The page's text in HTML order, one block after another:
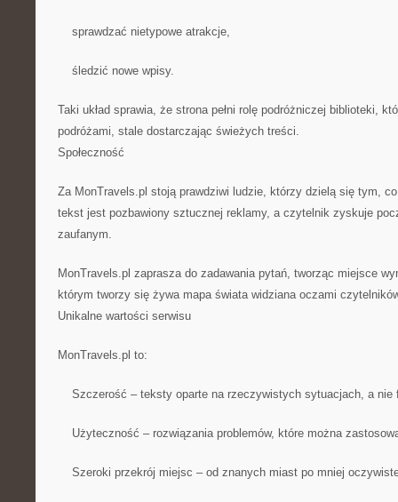
sprawdzać nietypowe atrakcje,
śledzić nowe wpisy.
Taki układ sprawia, że strona pełni rolę podróżniczej biblioteki,
podróżami, stale dostarczając świeżych treści.
Społeczność
Za MonTravels.pl stoją prawdziwi ludzie, którzy dzielą się tym,
tekst jest pozbawiony sztucznej reklamy, a czytelnik zyskuje
zaufanym.
MonTravels.pl zaprasza do zadawania pytań, tworząc miejsce
którym tworzy się żywa mapa świata widziana oczami
Unikalne wartości serwisu
MonTravels.pl to:
Szczerość – teksty oparte na rzeczywistych sytuacjach, a nie
Użyteczność – rozwiązania problemów, które można
Szeroki przekrój miejsc – od znanych miast po mniej